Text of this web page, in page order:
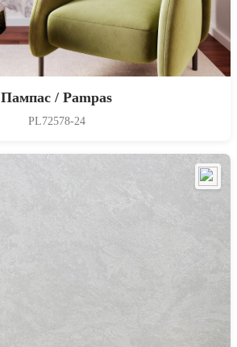
Пампас / Pampas
PL72578-24